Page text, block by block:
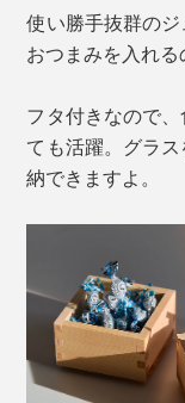
使い勝手抜群の
おつまみを入れる
フタ付きなので
ても活躍。グラ
納できますよ。